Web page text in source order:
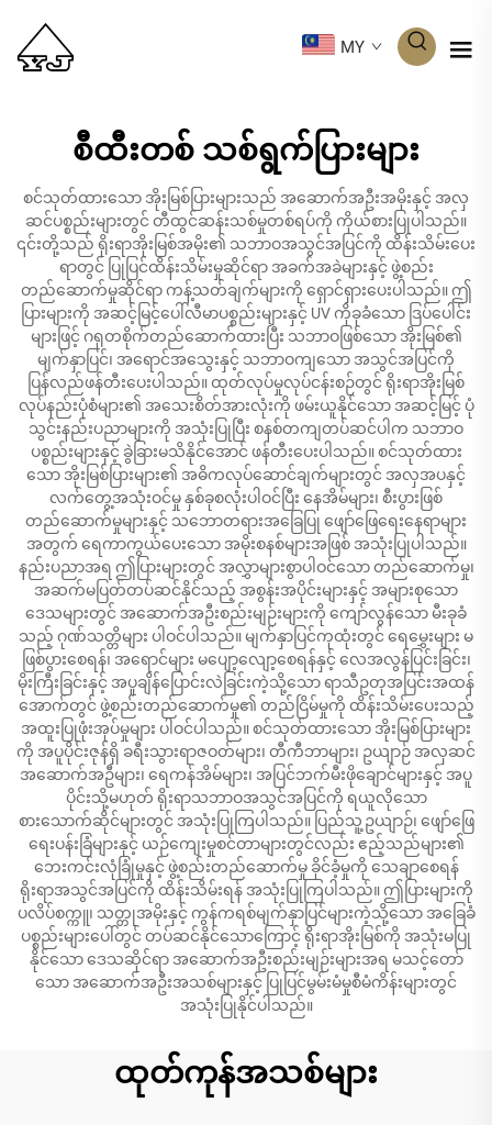
MY
စီထီးတစ် သစ်ရွက်ပြားများ
စင်သုတ်ထားသော အိုးမြစ်ပြားများသည် အဆောက်အဦးအမိုးနှင့် အလှ
ဆင်ပစ္စည်းများတွင် တီထွင်ဆန်းသစ်မှုတစ်ရပ်ကို ကိုယ်စားပြုပါသည်။
၎င်းတို့သည် ရိုးရာအိုးမြစ်အမိုး၏ သဘာဝအသွင်အပြင်ကို ထိန်းသိမ်းပေး
ရာတွင် ပြုပြင်ထိန်းသိမ်းမှုဆိုင်ရာ အခက်အခဲများနှင့် ဖွဲ့စည်း
တည်ဆောက်မှုဆိုင်ရာ ကန့်သတ်ချက်များကို ရှောင်ရှားပေးပါသည်။ ဤ
ပြားများကို အဆင့်မြင့်ပေါ်လီမာပစ္စည်းများနှင့် UV ကိုခုခံသော ဒြပ်ပေါင်း
များဖြင့် ဂရုတစိုက်တည်ဆောက်ထားပြီး သဘာဝဖြစ်သော အိုးမြစ်၏
မျက်နှာပြင်၊ အရောင်အသွေးနှင့် သဘာဝကျသော အသွင်အပြင်ကို
ပြန်လည်ဖန်တီးပေးပါသည်။ ထုတ်လုပ်မှုလုပ်ငန်းစဉ်တွင် ရိုးရာအိုးမြစ်
လုပ်နည်းပုံစံများ၏ အသေးစိတ်အားလုံးကို ဖမ်းယူနိုင်သော အဆင့်မြင့် ပုံ
သွင်းနည်းပညာများကို အသုံးပြုပြီး စနစ်တကျတပ်ဆင်ပါက သဘာဝ
ပစ္စည်းများနှင့် ခွဲခြားမသိနိုင်အောင် ဖန်တီးပေးပါသည်။ စင်သုတ်ထား
သော အိုးမြစ်ပြားများ၏ အဓိကလုပ်ဆောင်ချက်များတွင် အလှအပနှင့်
လက်တွေ့အသုံးဝင်မှု နှစ်ခုစလုံးပါဝင်ပြီး နေအိမ်များ၊ စီးပွားဖြစ်
တည်ဆောက်မှုများနှင့် သဘောတရားအခြေပြု ဖျော်ဖြေရေးနေရာများ
အတွက် ရေကာကွယ်ပေးသော အမိုးစနစ်များအဖြစ် အသုံးပြုပါသည်။
နည်းပညာအရ ဤပြားများတွင် အလွှာများစွာပါဝင်သော တည်ဆောက်မှု၊
အဆက်မပြတ်တပ်ဆင်နိုင်သည့် အစွန်းအပိုင်းများနှင့် အများစုသော
ဒေသများတွင် အဆောက်အဦးစည်းမျဉ်းများကို ကျော်လွန်သော မီးခုခံ
သည့် ဂုဏ်သတ္တိများ ပါဝင်ပါသည်။ မျက်နှာပြင်ကုထုံးတွင် ရေမွှေးများ မ
ဖြစ်ပွားစေရန်၊ အရောင်များ မပျော့လျော့စေရန်နှင့် လေအလွန်ပြင်းခြင်း၊
မိုးကြီးခြင်းနှင့် အပူချိန်ပြောင်းလဲခြင်းကဲ့သို့သော ရာသီဥတုအပြင်းအထန်
အောက်တွင် ဖွဲ့စည်းတည်ဆောက်မှု၏ တည်ငြိမ်မှုကို ထိန်းသိမ်းပေးသည့်
အထူးပြုဖုံးအုပ်မှုများ ပါဝင်ပါသည်။ စင်သုတ်ထားသော အိုးမြစ်ပြားများ
ကို အပူပိုင်းဇုန်ရှိ ခရီးသွားရာဇဝတ်များ၊ တီကီဘာများ၊ ဥယျာဉ် အလှဆင်
အဆောက်အဦများ၊ ရေကန်အိမ်များ၊ အပြင်ဘက်မီးဖိုချောင်များနှင့် အပူ
ပိုင်းသို့မဟုတ် ရိုးရာသဘာဝအသွင်အပြင်ကို ရယူလိုသော
စားသောက်ဆိုင်များတွင် အသုံးပြုကြပါသည်။ ပြည်သူ့ဥယျာဉ်၊ ဖျော်ဖြေ
ရေးပန်းခြံများနှင့် ယဉ်ကျေးမှုစင်တာများတွင်လည်း ဧည့်သည်များ၏
ဘေးကင်းလုံခြုံမှုနှင့် ဖွဲ့စည်းတည်ဆောက်မှု ခိုင်ခံ့မှုကို သေချာစေရန်
ရိုးရာအသွင်အပြင်ကို ထိန်းသိမ်းရန် အသုံးပြုကြပါသည်။ ဤပြားများကို
ပလိပ်စက္ကူ၊ သတ္တုအမိုးနှင့် ကွန်ကရစ်မျက်နှာပြင်များကဲ့သို့သော အခြေခံ
ပစ္စည်းများပေါ်တွင် တပ်ဆင်နိုင်သောကြောင့် ရိုးရာအိုးမြစ်ကို အသုံးမပြု
နိုင်သော ဒေသဆိုင်ရာ အဆောက်အဦးစည်းမျဉ်းများအရ မသင့်တော်
သော အဆောက်အဦးအသစ်များနှင့် ပြုပြင်မွမ်းမံမှုစီမံကိန်းများတွင်
အသုံးပြုနိုင်ပါသည်။
ထုတ်ကုန်အသစ်များ